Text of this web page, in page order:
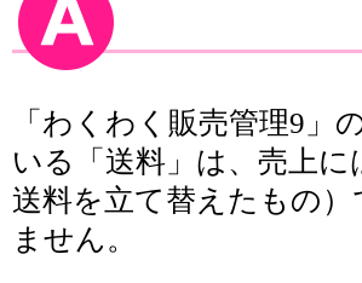
「わくわく販売管理9」
いる「送料」は、売上
送料を立て替えたもの
ません。